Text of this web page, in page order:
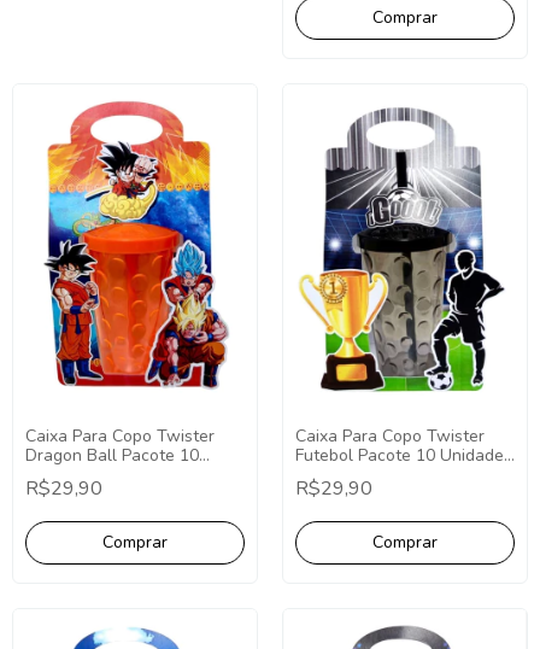
Caixa Para Copo Twister
Dragon Ball Pacote 10
Unidades Lembrancinha
Gradon Ball Personalizados
R$29,90
Caixa Para Copo Twister
Futebol Pacote 10 Unidades
Lembrancinha Futebol
Personalizados
R$29,90